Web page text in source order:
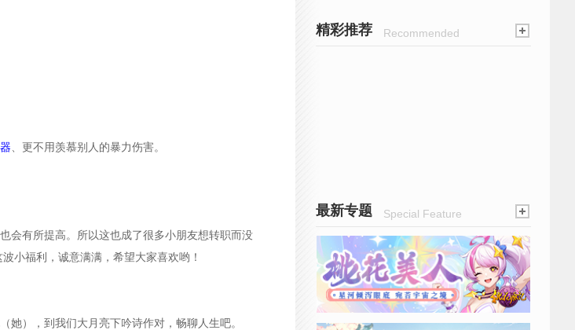
、更不用羡慕别人的暴力伤害。
会有所提高。所以这也成了很多小朋友想转职而没
小福利，诚意满满，希望大家喜欢哟！
她），到我们大月亮下吟诗作对，畅聊人生吧。
精彩推荐 Recommended
最新专题 Special Feature